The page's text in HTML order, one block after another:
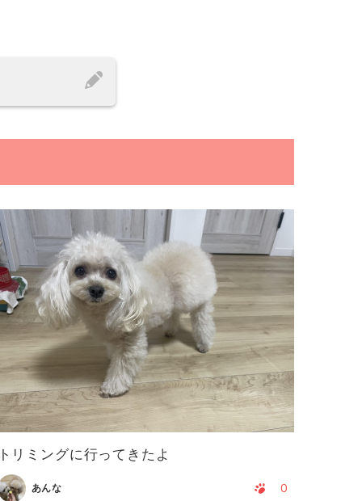
リミングに行ってきたよ
あんな 0